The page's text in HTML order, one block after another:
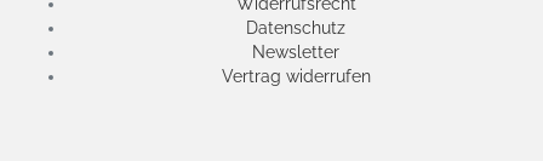
Datenschutz
Newsletter
Vertrag widerrufen